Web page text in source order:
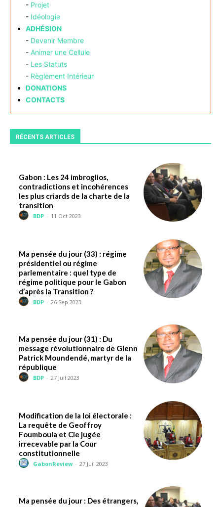
- Projet
- Idéologie
ADHÉSION
- Devenir Membre
- Animer une Cellule
- Les Statuts
- Règlement Intérieur
DONATIONS
CONTACTS
RÉCENTS ARTICLES
Gabon : Les 24 imbroglios,
contradictions et incohérences
les plus criards de la charte de la
transition
BDP - 11 Oct 2023
Ma pensée du jour (33) : régime
présidentiel ou régime
parlementaire : quel type de
régime politique pour le Gabon
d’après la Transition ?
BDP - 26 Sep 2023
Ma pensée du jour (31) : Du
message révolutionnaire de Glenn
Patrick Moundendé, martyr de la
république
BDP - 27 Juil 2023
Modification de la loi électorale :
La requête de Geoffroy
Foumboula et Cie jugée
irrecevable par la Cour
constitutionnelle
GabonReview - 27 Juil 2023
Ma pensée du jour : Des étrangers,